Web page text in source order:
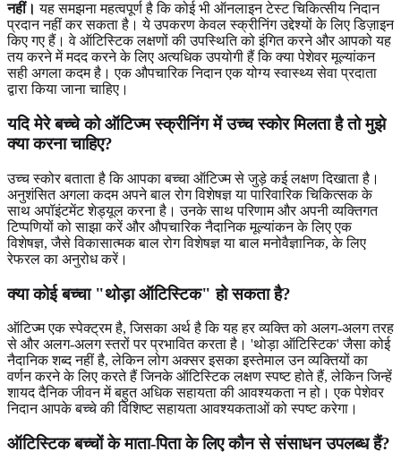
नहीं। यह समझना महत्वपूर्ण है कि कोई भी ऑनलाइन टेस्ट चिकित्सीय निदान
प्रदान नहीं कर सकता है। ये उपकरण केवल स्क्रीनिंग उद्देश्यों के लिए डिज़ाइन
किए गए हैं। वे ऑटिस्टिक लक्षणों की उपस्थिति को इंगित करने और आपको यह
तय करने में मदद करने के लिए अत्यधिक उपयोगी हैं कि क्या पेशेवर मूल्यांकन
सही अगला कदम है। एक औपचारिक निदान एक योग्य स्वास्थ्य सेवा प्रदाता
द्वारा किया जाना चाहिए।
यदि मेरे बच्चे को ऑटिज्म स्क्रीनिंग में उच्च स्कोर मिलता है तो मुझे
क्या करना चाहिए?
उच्च स्कोर बताता है कि आपका बच्चा ऑटिज्म से जुड़े कई लक्षण दिखाता है।
अनुशंसित अगला कदम अपने बाल रोग विशेषज्ञ या पारिवारिक चिकित्सक के
साथ अपॉइंटमेंट शेड्यूल करना है। उनके साथ परिणाम और अपनी व्यक्तिगत
टिप्पणियों को साझा करें और औपचारिक नैदानिक ​​मूल्यांकन के लिए एक
विशेषज्ञ, जैसे विकासात्मक बाल रोग विशेषज्ञ या बाल मनोवैज्ञानिक, के लिए
रेफरल का अनुरोध करें।
क्या कोई बच्चा "थोड़ा ऑटिस्टिक" हो सकता है?
ऑटिज्म एक स्पेक्ट्रम है, जिसका अर्थ है कि यह हर व्यक्ति को अलग-अलग तरह
से और अलग-अलग स्तरों पर प्रभावित करता है। 'थोड़ा ऑटिस्टिक' जैसा कोई
नैदानिक ​​शब्द नहीं है, लेकिन लोग अक्सर इसका इस्तेमाल उन व्यक्तियों का
वर्णन करने के लिए करते हैं जिनके ऑटिस्टिक लक्षण स्पष्ट होते हैं, लेकिन जिन्हें
शायद दैनिक जीवन में बहुत अधिक सहायता की आवश्यकता न हो। एक पेशेवर
निदान आपके बच्चे की विशिष्ट सहायता आवश्यकताओं को स्पष्ट करेगा।
ऑटिस्टिक बच्चों के माता-पिता के लिए कौन से संसाधन उपलब्ध हैं?